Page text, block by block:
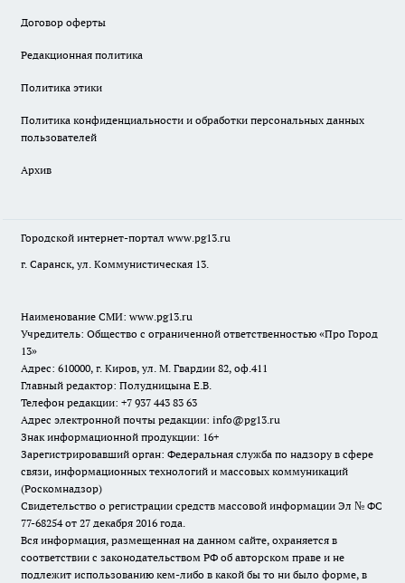
Договор оферты
Редакционная политика
Политика этики
Политика конфиденциальности и обработки персональных данных
пользователей
Архив
Городской интернет-портал www.pg13.ru
г. Саранск, ул. Коммунистическая 13.
Наименование СМИ: www.pg13.ru
Учредитель: Общество с ограниченной ответственностью «Про Город
13»
Адрес: 610000, г. Киров, ул. М. Гвардии 82, оф.411
Главный редактор: Полудницына Е.В.
Телефон редакции: +7 937 443 83 63
Адрес электронной почты редакции: info@pg13.ru
Знак информационной продукции: 16+
Зарегистрировавший орган: Федеральная служба по надзору в сфере
связи, информационных технологий и массовых коммуникаций
(Роскомнадзор)
Свидетельство о регистрации средств массовой информации Эл № ФС
77-68254 от 27 декабря 2016 года.
Вся информация, размещенная на данном сайте, охраняется в
соответствии с законодательством РФ об авторском праве и не
подлежит использованию кем-либо в какой бы то ни было форме, в